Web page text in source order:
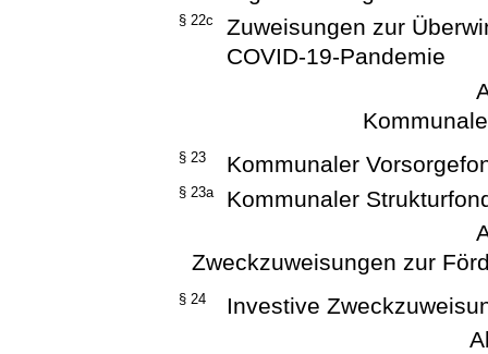
§ 22c
Zuweisungen zur
COVID-19-Pandemie
§ 23 Kommunaler
§ 23a
Kommunaler
Zweckzuweisungen zur
§ 24
Investive